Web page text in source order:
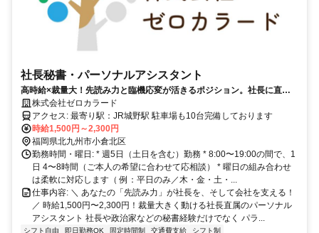
社長秘書・パーソナルアシスタント
高時給×裁量大！先読み力と臨機応変が活きるポジション。社長に直接
届く距離で働きませんか？
株式会社ゼロカラード
アクセス: 最寄り駅：JR城野駅 駐車場も10台完備しております
時給1,500円～2,300円
福岡県北九州市小倉北区
勤務時間・曜日: * 週5日（土日を含む）勤務 * 8:00〜19:00の間で、1
日 4〜8時間（ご本人の希望に合わせて応相談） * 曜日の組み合わせ
は柔軟に対応します（ 例：平日のみ／木・金・土・...
仕事内容: ＼ あなたの「先読み力」が社長を、そして会社を支える！
／ 時給1,500円〜2,300円！裁量大きく動ける社長直属のパーソナル
アシスタント 社長や政治家などの秘書経験だけでなく パラ...
シフト自由 即日勤務OK 固定時間制 交通費支給 シフト制